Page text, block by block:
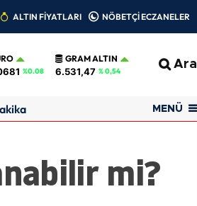
ALTIN FİYATLARI NÖBETÇİ ECZANELER
%0.08
GRAM ALTIN
6.531,47 % 0,54 Ara
MENÜ
mi?